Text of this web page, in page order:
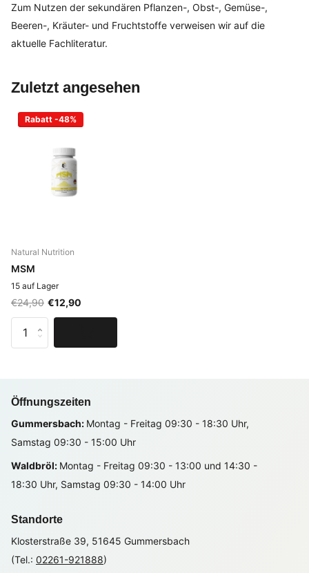
Zum Nutzen der sekundären Pflanzen-, Obst-, Gemüse-,
Beeren-, Kräuter- und Fruchtstoffe verweisen wir auf die
aktuelle Fachliteratur.
Zuletzt angesehen
Rabatt -48%
Natural Nutrition
MSM
15 auf Lager
€24,90 €12,90
Öffnungszeiten
Gummersbach: Montag - Freitag 09:30 - 18:30 Uhr,
Samstag 09:30 - 15:00 Uhr
Waldbröl: Montag - Freitag 09:30 - 13:00 und 14:30 -
18:30 Uhr, Samstag 09:30 - 14:00 Uhr
Standorte
Klosterstraße 39, 51645 Gummersbach
(Tel.: 02261-921888)